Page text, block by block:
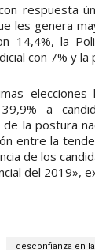
respuesta
les genera
14,4%, la
con 7% y la
39,9% a
la postura
entre la
de los
del 2019»,
desconfianza en